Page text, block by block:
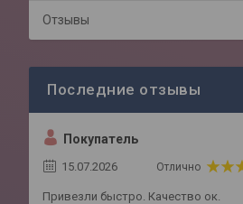
Отзывы
Покупатель
15.07.2026 Отлично
Привезли быстро. Качество ок.